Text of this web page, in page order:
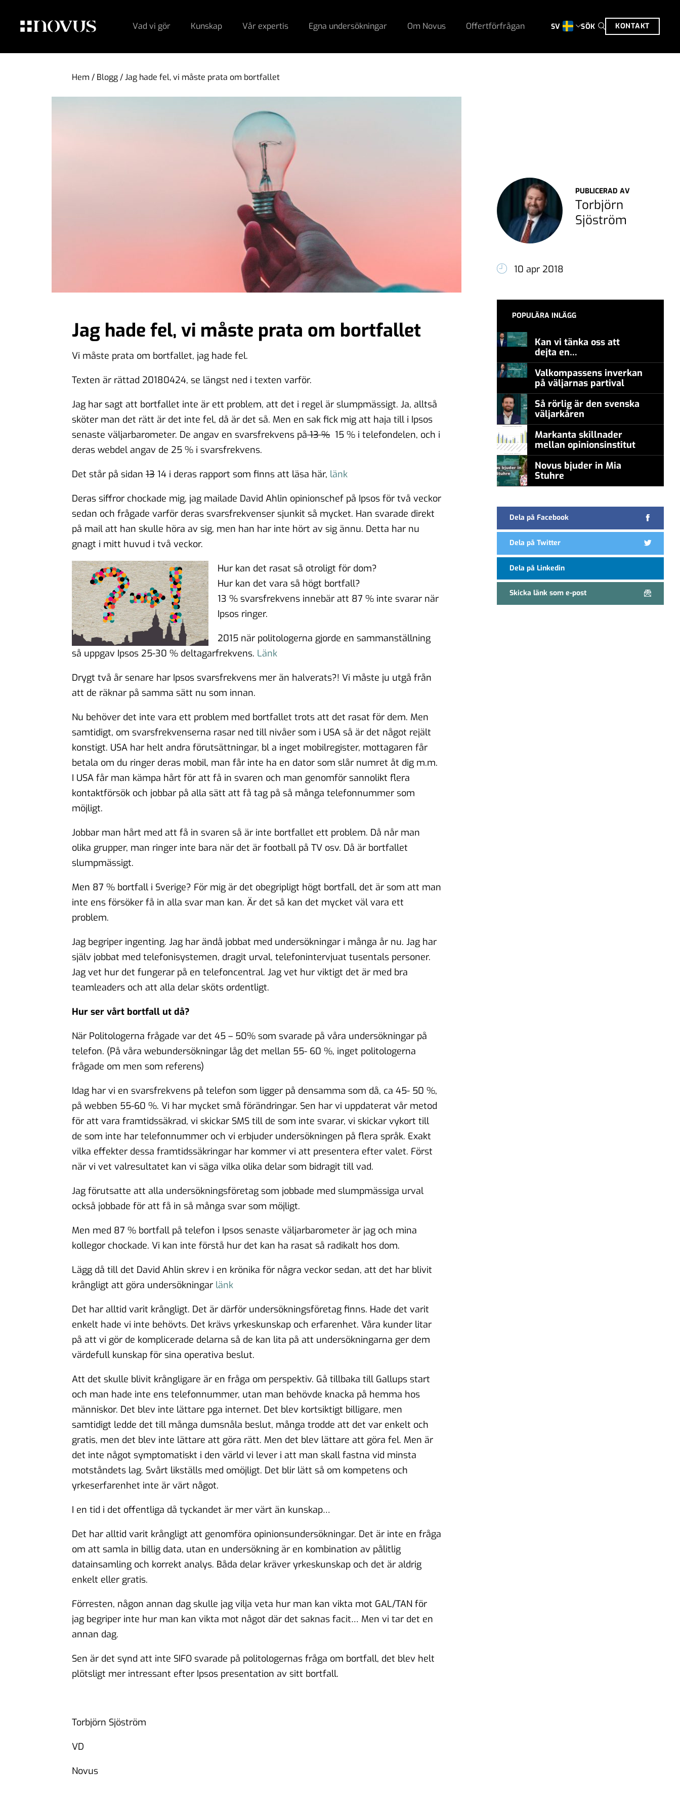
Vad vi gör Kunskap Vår expertis Egna undersökningar Om Novus Offertförfrågan SV SÖK KONTAKT
Hem / Blogg/Jag hade fel, vi måste prata om bortfallet
Jag hade fel, vi måste prata om bortfallet
Vi måste prata om bortfallet, jag hade fel.
Texten är rättad 20180424, se längst ned i texten varför.
Jag har sagt att bortfallet inte är ett problem, att det i regel är slumpmässigt. Ja, alltså
sköter man det rätt är det inte fel, då är det så. Men en sak fick mig att haja till i Ipsos
senaste väljarbarometer. De angav en svarsfrekvens på13 % 15 % i telefondelen, och i
deras webdel angav de 25 % i svarsfrekvens.
Det står på sidan 13 14 i deras rapport som finns att läsa här, länk
Deras siffror chockade mig, jag mailade David Ahlin opinionschef på Ipsos för två veckor
sedan och frågade varför deras svarsfrekvenser sjunkit så mycket. Han svarade direkt
på mail att han skulle höra av sig, men han har inte hört av sig ännu. Detta har nu
gnagt i mitt huvud i två veckor.
Hur kan det rasat så otroligt för dom?
Hur kan det vara så högt bortfall?
13 % svarsfrekvens innebär att 87 % inte svarar när
Ipsos ringer.
2015 när politologerna gjorde en sammanställning
så uppgav Ipsos 25-30 % deltagarfrekvens. Länk
Drygt två år senare har Ipsos svarsfrekvens mer än halverats?! Vi måste ju utgå från
att de räknar på samma sätt nu som innan.
Nu behöver det inte vara ett problem med bortfallet trots att det rasat för dem. Men
samtidigt, om svarsfrekvenserna rasar ned till nivåer som i USA så är det något rejält
konstigt. USA har helt andra förutsättningar, bl a inget mobilregister, mottagaren får
betala om du ringer deras mobil, man får inte ha en dator som slår numret åt dig m.m.
I USA får man kämpa hårt för att få in svaren och man genomför sannolikt flera
kontaktförsök och jobbar på alla sätt att få tag på så många telefonnummer som
möjligt.
Jobbar man hårt med att få in svaren så är inte bortfallet ett problem. Då når man
olika grupper, man ringer inte bara när det är football på TV osv. Då är bortfallet
slumpmässigt.
Men 87 % bortfall i Sverige? För mig är det obegripligt högt bortfall, det är som att man
inte ens försöker få in alla svar man kan. Är det så kan det mycket väl vara ett
problem.
Jag begriper ingenting. Jag har ändå jobbat med undersökningar i många år nu. Jag har
själv jobbat med telefonisystemen, dragit urval, telefonintervjuat tusentals personer.
Jag vet hur det fungerar på en telefoncentral. Jag vet hur viktigt det är med bra
teamleaders och att alla delar sköts ordentligt.
Hur ser vårt bortfall ut då?
När Politologerna frågade var det 45 – 50% som svarade på våra undersökningar på
telefon. (På våra webundersökningar låg det mellan 55- 60 %, inget politologerna
frågade om men som referens)
Idag har vi en svarsfrekvens på telefon som ligger på densamma som då, ca 45- 50 %,
på webben 55-60 %. Vi har mycket små förändringar. Sen har vi uppdaterat vår metod
för att vara framtidssäkrad, vi skickar SMS till de som inte svarar, vi skickar vykort till
de som inte har telefonnummer och vi erbjuder undersökningen på flera språk. Exakt
vilka effekter dessa framtidssäkringar har kommer vi att presentera efter valet. Först
när vi vet valresultatet kan vi säga vilka olika delar som bidragit till vad.
Jag förutsatte att alla undersökningsföretag som jobbade med slumpmässiga urval
också jobbade för att få in så många svar som möjligt.
Men med 87 % bortfall på telefon i Ipsos senaste väljarbarometer är jag och mina
kollegor chockade. Vi kan inte förstå hur det kan ha rasat så radikalt hos dom.
Lägg då till det David Ahlin skrev i en krönika för några veckor sedan, att det har blivit
krångligt att göra undersökningar länk
Det har alltid varit krångligt. Det är därför undersökningsföretag finns. Hade det varit
enkelt hade vi inte behövts. Det krävs yrkeskunskap och erfarenhet. Våra kunder litar
på att vi gör de komplicerade delarna så de kan lita på att undersökningarna ger dem
värdefull kunskap för sina operativa beslut.
Att det skulle blivit krångligare är en fråga om perspektiv. Gå tillbaka till Gallups start
och man hade inte ens telefonnummer, utan man behövde knacka på hemma hos
människor. Det blev inte lättare pga internet. Det blev kortsiktigt billigare, men
samtidigt ledde det till många dumsnåla beslut, många trodde att det var enkelt och
gratis, men det blev inte lättare att göra rätt. Men det blev lättare att göra fel. Men är
det inte något symptomatiskt i den värld vi lever i att man skall fastna vid minsta
motståndets lag. Svårt likställs med omöjligt. Det blir lätt så om kompetens och
yrkeserfarenhet inte är värt något.
I en tid i det offentliga då tyckandet är mer värt än kunskap…
Det har alltid varit krångligt att genomföra opinionsundersökningar. Det är inte en fråga
om att samla in billig data, utan en undersökning är en kombination av pålitlig
datainsamling och korrekt analys. Båda delar kräver yrkeskunskap och det är aldrig
enkelt eller gratis.
Förresten, någon annan dag skulle jag vilja veta hur man kan vikta mot GAL/TAN för
jag begriper inte hur man kan vikta mot något där det saknas facit… Men vi tar det en
annan dag.
Sen är det synd att inte SIFO svarade på politologernas fråga om bortfall, det blev helt
plötsligt mer intressant efter Ipsos presentation av sitt bortfall.
Torbjörn Sjöström
VD
Novus
PUBLICERAD AV
Torbjörn
Sjöström
10 apr 2018
POPULÄRA INLÄGG
Kan vi tänka oss att
dejta en
meningsmotståndare?
Valkompassens inverkan
på väljarnas partival
Så rörlig är den svenska
väljarkåren
Markanta skillnader
mellan opinionsinstitut
Novus bjuder in Mia
Stuhre
Dela på Facebook
Dela på Twitter
Dela på Linkedin
Skicka länk som e-post